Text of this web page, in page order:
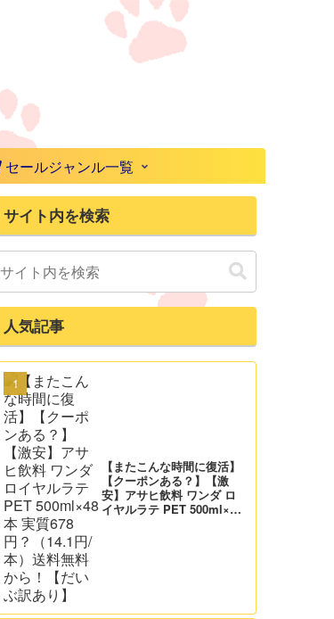
セールジャンル一覧
サイト内を検索
人気記事
【またこんな時間に復活】
【クーポンある？】【激
安】アサヒ飲料 ワンダ ロ
イヤルラテ PET 500ml×48